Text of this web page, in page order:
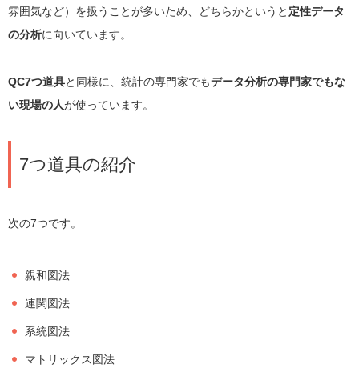
雰囲気など）を扱うことが多いため、どちらかというと 定性データ
の分析に向いています。
QC7つ道具と同様に、統計の専門家でもデータ分析の専門家でもな
い現場の人が使っています。
7つ道具の紹介
次の7つです。
親和図法
連関図法
系統図法
マトリックス図法